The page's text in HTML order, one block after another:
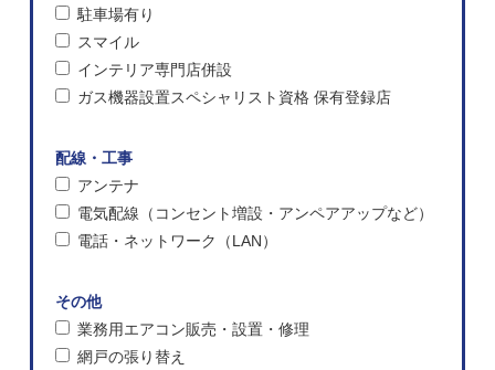
駐車場有り
スマイル
インテリア専門店併設
ガス機器設置スペシャリスト資格 保有登録店
配線・工事
アンテナ
電気配線（コンセント増設・アンペアアップなど）
電話・ネットワーク（LAN）
その他
業務用エアコン販売・設置・修理
網戸の張り替え